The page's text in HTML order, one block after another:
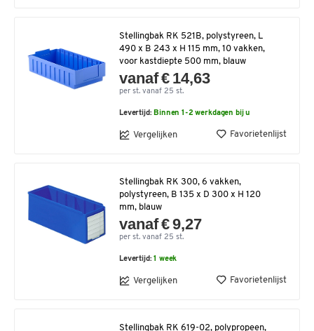
Stellingbak RK 521B, polystyreen, L
490 x B 243 x H 115 mm, 10 vakken,
voor kastdiepte 500 mm, blauw
vanaf € 14,63
per st. vanaf 25 st.
Levertijd: Binnen 1-2 werkdagen bij u
Vergelijken Favorietenlijst
Stellingbak RK 300, 6 vakken,
polystyreen, B 135 x D 300 x H 120
mm, blauw
vanaf € 9,27
per st. vanaf 25 st.
Levertijd:1 week
Vergelijken Favorietenlijst
Stellingbak RK 619-02, polypropeen,